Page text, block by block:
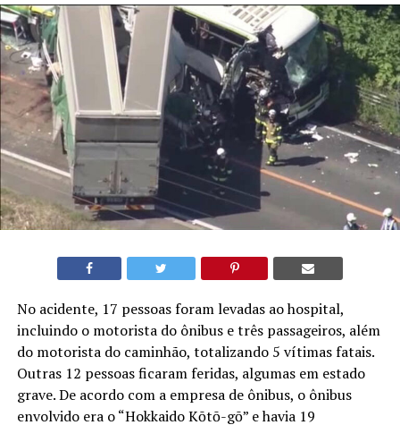
No acidente, 17 pessoas foram levadas ao hospital,
incluindo o motorista do ônibus e três passageiros, além
do motorista do caminhão, totalizando 5 vítimas fatais.
Outras 12 pessoas ficaram feridas, algumas em estado
grave. De acordo com a empresa de ônibus, o ônibus
envolvido era o “Hokkaido Kōtō-gō” e havia 19